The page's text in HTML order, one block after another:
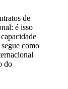
de
é isso
como
do